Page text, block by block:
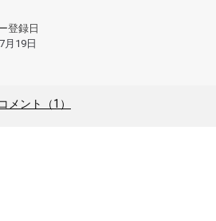
登録日
月19日
コメント（1）